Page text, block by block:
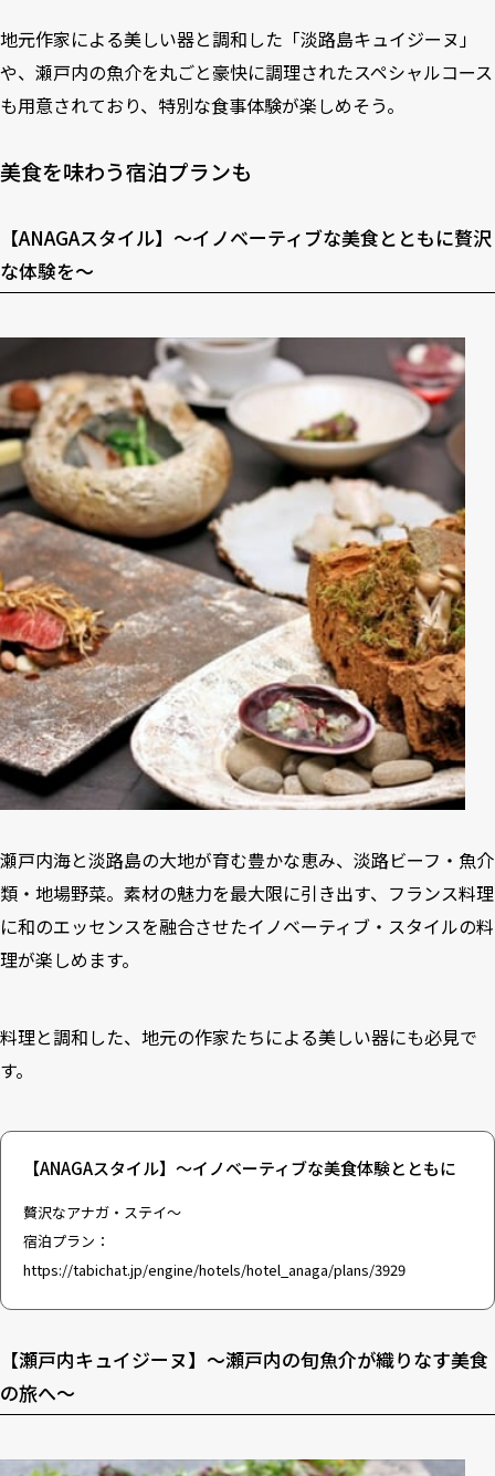
地元作家による美しい器と調和した「淡路島キュイジーヌ」
や、瀬戸内の魚介を丸ごと豪快に調理されたスペシャルコース
も用意されており、特別な食事体験が楽しめそう。
美食を味わう宿泊プランも
【ANAGAスタイル】～イノベーティブな美食とともに贅沢
な体験を～
瀬戸内海と淡路島の大地が育む豊かな恵み、淡路ビーフ・魚介
類・地場野菜。素材の魅力を最大限に引き出す、フランス料理
に和のエッセンスを融合させたイノベーティブ・スタイルの料
理が楽しめます。
料理と調和した、地元の作家たちによる美しい器にも必見で
す。
【ANAGAスタイル】～イノベーティブな美食体験とともに
贅沢なアナガ・ステイ～
宿泊プラン：
https://tabichat.jp/engine/hotels/hotel_anaga/plans/3929
【瀬戸内キュイジーヌ】～瀬戸内の旬魚介が織りなす美食
の旅へ～